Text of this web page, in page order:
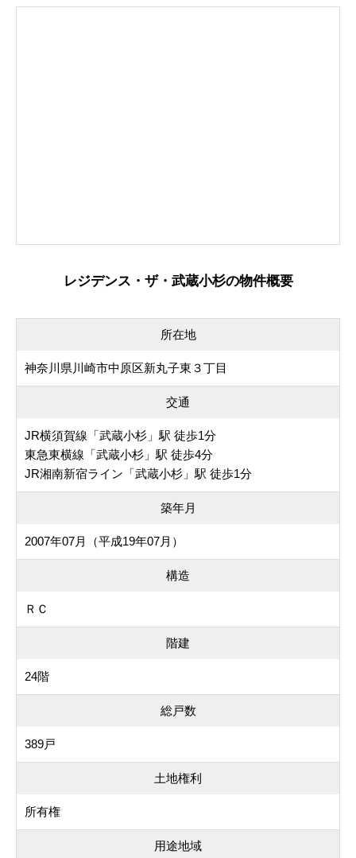
レジデンス・ザ・武蔵小杉の物件概要
所在地
神奈川県川崎市中原区新丸子東３丁目
交通
JR横須賀線「武蔵小杉」駅 徒歩1分
東急東横線「武蔵小杉」駅 徒歩4分
JR湘南新宿ライン「武蔵小杉」駅 徒歩1分
築年月
2007年07月（平成19年07月）
構造
ＲＣ
階建
24階
総戸数
389戸
土地権利
所有権
用途地域